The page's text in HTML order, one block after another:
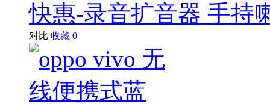
快惠-录音扩音器 手持
对比 收藏 0